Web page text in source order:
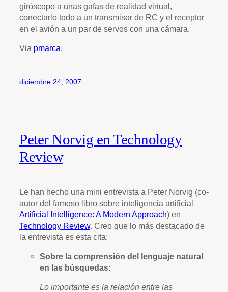
giróscopo a unas gafas de realidad virtual,
conectarlo todo a un transmisor de RC y el receptor
en el avión a un par de servos con una cámara.
Via pmarca.
diciembre 24, 2007
Peter Norvig en Technology
Review
Le han hecho una mini entrevista a Peter Norvig (co-
autor del famoso libro sobre inteligencia artificial
Artificial Intelligence: A Modern Approach) en
Technology Review. Creo que lo más destacado de
la entrevista es esta cita:
Sobre la comprensión del lenguaje natural
en las búsquedas:
Lo importante es la relación entre las